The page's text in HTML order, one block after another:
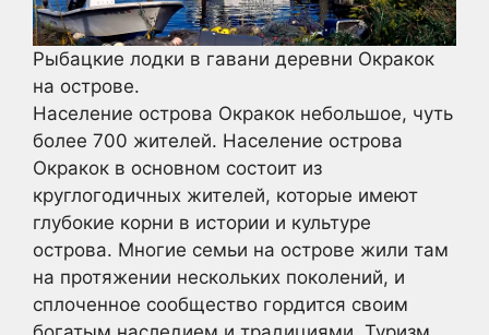
Рыбацкие лодки в гавани деревни Окракок
на острове.
Население острова Окракок небольшое, чуть
более 700 жителей. Население острова
Окракок в основном состоит из
круглогодичных жителей, которые имеют
глубокие корни в истории и культуре
острова. Многие семьи на острове жили там
на протяжении нескольких поколений, и
сплоченное сообщество гордится своим